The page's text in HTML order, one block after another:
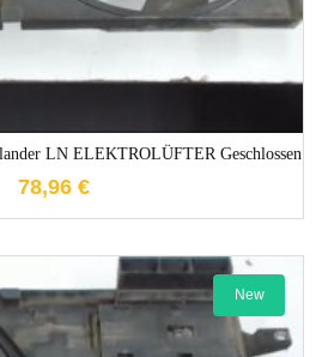
LN ELEKTROLÜFTER Geschlossen
78,96 €
New